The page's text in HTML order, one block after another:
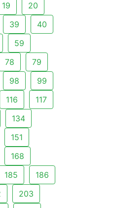
19
20
39
40
59
78
79
98
99
116
117
134
151
168
185
186
203